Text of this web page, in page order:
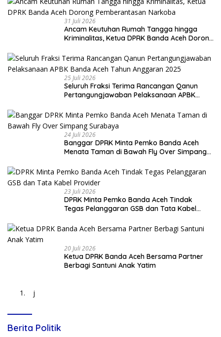
31 Juli 2026
Ancam Keutuhan Rumah Tangga hingga
Kriminalitas, Ketua DPRK Banda Aceh Dorong
25 Juli 2026
Seluruh Fraksi Terima Rancangan Qanun
Pertangungjawaban Pelaksanaan APBK
24 Juli 2026
Banggar DPRK Minta Pemko Banda Aceh
Menata Taman di Bawah Fly Over Simpang
23 Juli 2026
DPRK Minta Pemko Banda Aceh Tindak
Tegas Pelanggaran GSB dan Tata Kabel
20 Juli 2026
Ketua DPRK Banda Aceh Bersama Partner
Berbagi Santuni Anak Yatim
j
Berita Politik